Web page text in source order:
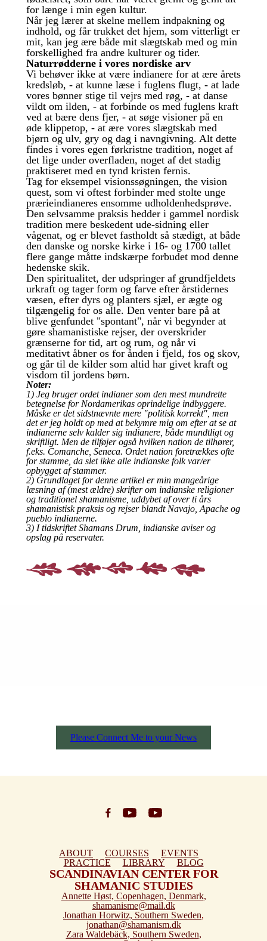
for længe i min egen kultur.
Når jeg lærer at skelne mellem indpakning og
indhold, og får trukket det hjem, som vitterligt er
mit, kan jeg ære både mit slægtskab med og min
forskellighed fra andre kulturer og tider.
Naturrødderne i vores nordiske arv
Vi behøver ikke at være indianere for at ære årets
kredsløb, - at kunne læse i fuglens flugt, - at lade
vores bønner stige til vejrs med røg, - at danse
vildt om ilden, - at forbinde os med fuglens kraft
ved at bære dens fjer, - at søge visioner på en
øde klippetop, - at ære vores slægtskab med
bjørn og ulv, gry og dag i navngivning. Alt dette
findes i vores egen førkristne tradition, noget af
det lige under overfladen, noget af det stadig
praktiseret med en tynd kristen fernis.
Tag for eksempel visionssøgningen, the vision
quest, som vi oftest forbinder med stolte unge
prærieindianeres ensomme udholdenhedsprøve.
Den selvsamme praksis hedder i gammel nordisk
tradition mere beskedent ude-sidning eller
vågenat, og er blevet fastholdt så stædigt, at både
den danske og norske kirke i 16- og 1700 tallet
flere gange måtte indskærpe forbudet mod denne
hedenske skik.
Den spiritualitet, der udspringer af grundfjeldets
urkraft og tager form og farve efter årstidernes
væsen, efter dyrs og planters sjæl, er ægte og
tilgængelig for os alle. Den venter bare på at
blive genfundet "spontant", når vi begynder at
gøre shamanistiske rejser, der overskrider
grænserne for tid, art og rum, og når vi
meditativt åbner os for ånden i fjeld, fos og skov,
og går til de kilder som altid har givet kraft og
visdom til jordens børn.
Noter:
1) Jeg bruger ordet indianer som den mest mundrette
betegnelse for Nordamerikas oprindelige indbyggere.
Måske er det sidstnævnte mere "politisk korrekt", men
det er jeg holdt op med at bekymre mig om efter at se at
indianerne selv kalder sig indianere, både mundtligt og
skriftligt. Men de tilføjer også hvilken nation de tilhører,
f.eks. Comanche, Seneca. Ordet nation foretrækkes ofte
for stamme, da slet ikke alle indianske folk var/er
opbygget af stammer.
2) Grundlaget for denne artikel er min mangeårige
læsning af (mest ældre) skrifter om indianske religioner
og traditionel shamanisme, uddybet af over ti års
shamanistisk praksis og rejser blandt Navajo, Apache og
pueblo indianerne.
3) I tidskriftet Shamans Drum, indianske aviser og
opslag på reservater.
Please Connect Me to your News
ABOUT COURSES
EVENTS
PRACTICE
LIBRARY BLOG
SCANDINAVIAN CENTER FOR
SHAMANIC STUDIES
Annette Høst, Copenhagen, Denmark,
shamanisme@mail.dk
Jonathan Horwitz, Southern Sweden,
jonathan@shamanism.dk
Zara Waldebäck, Southern Sweden,